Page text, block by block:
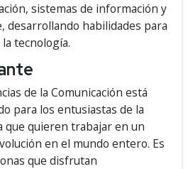
sistemas de información y
desarrollando habilidades para
tecnología.
de la Comunicación está
para los entusiastas de la
que quieren trabajar en un
en el mundo entero. Es
que disfrutan